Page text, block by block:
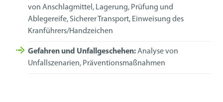
von Anschlagmittel, Lagerung, Prüfung und
Ablegereife, Sicherer Transport, Einweisung des
Kranführers/Handzeichen
Gefahren und Unfallgeschehen:Analyse von
Unfallszenarien, Präventionsmaßnahmen